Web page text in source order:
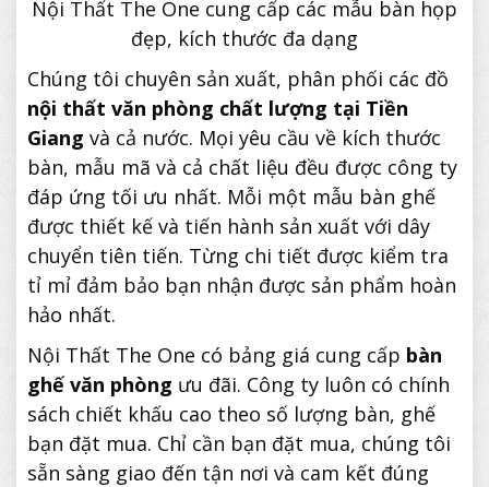
Nội Thất The One cung cấp các mẫu bàn họp
đẹp, kích thước đa dạng
Chúng tôi chuyên sản xuất, phân phối các đồ
nội thất văn phòng chất lượng tại Tiền
Giang và cả nước. Mọi yêu cầu về kích thước
bàn, mẫu mã và cả chất liệu đều được công ty
đáp ứng tối ưu nhất. Mỗi một mẫu bàn ghế
được thiết kế và tiến hành sản xuất với dây
chuyển tiên tiến. Từng chi tiết được kiểm tra
tỉ mỉ đảm bảo bạn nhận được sản phẩm hoàn
hảo nhất.
Nội Thất The One có bảng giá cung cấp bàn
ghế văn phòng ưu đãi. Công ty luôn có chính
sách chiết khấu cao theo số lượng bàn, ghế
bạn đặt mua. Chỉ cần bạn đặt mua, chúng tôi
sẵn sàng giao đến tận nơi và cam kết đúng